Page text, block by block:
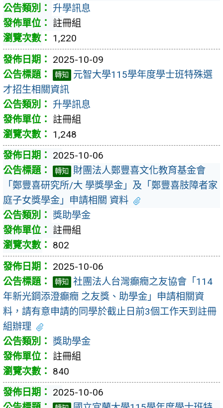
升學訊息
註冊組
1,220
2025-10-09
轉知
元智大學115學年度學士班特殊選
才招生相關資訊
升學訊息
註冊組
1,248
2025-10-06
轉知
財團法人鄭豐喜文化教育基金會
「鄭豐喜研究所/大 學獎學金」及「鄭豐喜肢障者家
庭子女獎學金」申請相關 資料
獎助學金
註冊組
802
2025-10-06
轉知
社團法人台灣癲癇之友協會「114
年新光鋼添澄癲癇 之友獎、助學金」申請相關資
料，請有意申請的同學於截止日前3個工作天到註冊
組辦理
獎助學金
註冊組
840
2025-10-06